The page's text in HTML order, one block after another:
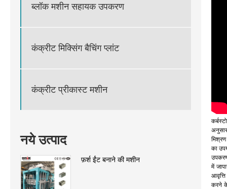
ब्लॉक मशीन सहायक उपकरण
कंक्रीट मिक्सिंग बैचिंग प्लांट
कंक्रीट प्रीकास्ट मशीन
नये उत्पाद
फ़र्श ईंट बनाने की मशीन
का
में
करने के